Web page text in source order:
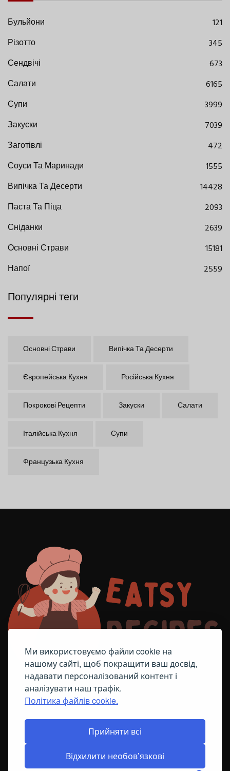
Ми використовуємо файли cookie на
нашому сайті, щоб покращити ваш досвід,
надавати персоналізований контент і
аналізувати наш трафік.
Політика файлів cookie.
Прийняти всі
Відхилити необов’язкові
Бульйони
121
Різотто
345
Сендвічі
673
Салати
6165
Супи
3999
Закуски
7039
Заготівлі
472
Соуси Та Маринади
1555
Випічка Та Десерти
14428
Паста Та Піца
2093
Сніданки
2639
Основні Страви
15181
Напої
2559
Популярні теги
Основні Страви Випічка Та Десерти
Європейська Кухня Російська Кухня
Покрокові Рецепти Закуски Салати
Італійська Кухня Супи
Французька Кухня
ПОЛІТИКА ЩОДО ФАЙЛІВ COOKIE
© All Right Reserved2026